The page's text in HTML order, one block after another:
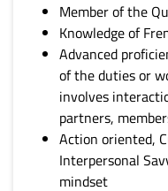
Member of the
Knowledge of
Advanced
of the duties or
involves
partners,
Action oriented,
Interpersonal
mindset